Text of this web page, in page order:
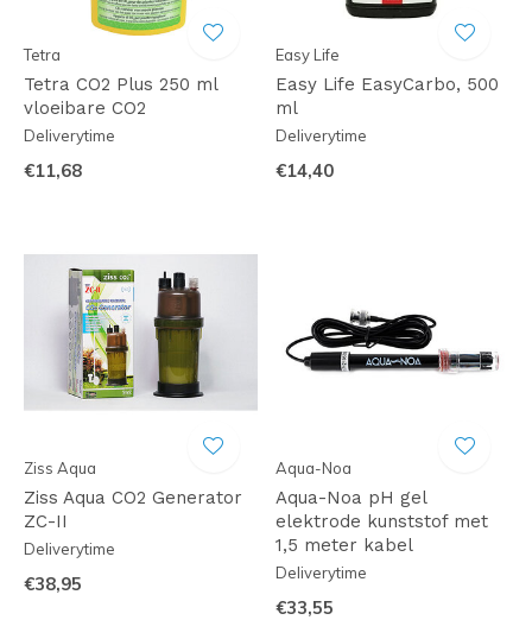
Tetra
Tetra CO2 Plus 250 ml
vloeibare CO2
Deliverytime
€11,68
Easy Life
Easy Life EasyCarbo, 500
ml
Deliverytime
€14,40
Ziss Aqua
Ziss Aqua CO2 Generator
ZC-II
Deliverytime
€38,95
Aqua-Noa
Aqua-Noa pH gel
elektrode kunststof met
1,5 meter kabel
Deliverytime
€33,55